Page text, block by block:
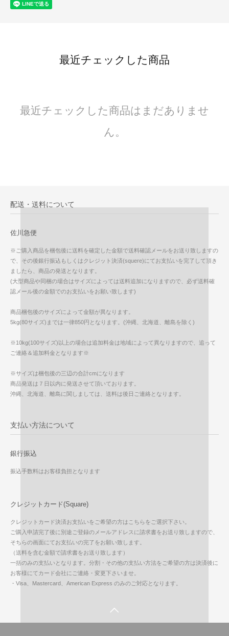
最近チェックした商品
最近チェックした商品はまだありませ
ん。
配送・送料について
佐川急便
※ご購入商品を梱包後に送料を確定した金額で送料確認メールをお送り致しますの
で、その後銀行振込もしくはクレジット決済(squere)にてお支払いを完了して頂き
ましたら、商品の発送となります。
(大型商品や同梱の場合はサイズによっては送料追加になりますので、必ず送料確
認メール後の金額でのお支払いをお願い致します)
商品梱包後のサイズによって金額が異なります。
5kg(80サイズ)までは一律850円となります。(沖縄、北海道、離島を除く)
※10kg(100サイズ)以上の場合は追加料金は地域によって異なりますので、追って
ご連絡＆追加料金となります※
※サイズは梱包後の三辺の合計cmになります
商品発送は７日以内に発送させて頂いております。
沖縄、北海道、離島に関しましては、送料は後日ご連絡となります。
支払い方法について
銀行振込
振込手数料はお客様負担となります
クレジットカード(Square)
クレジットカード決済お支払いをご希望の方はこちらをご選択下さい。
ご購入申請完了後に別途ご登録のメールアドレスに請求書をお送り致しますので、
そちらの画面にてお支払いの完了をお願い致します。
（送料を含む金額で請求書をお送り致します）
一括のみの支払いとなります。分割・その他の支払い方法をご希望の方は決済後に
お客様にてカード会社にご連絡・変更下さいませ。
・Visa、Mastercard、American Express のみのご対応となります。